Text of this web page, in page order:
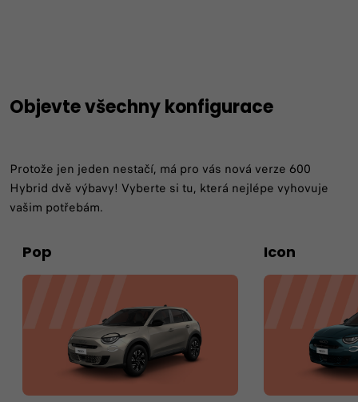
Objevte všechny konfigurace
Protože jen jeden nestačí, má pro vás nová verze 600
Hybrid dvě výbavy! Vyberte si tu, která nejlépe vyhovuje
vašim potřebám.
Pop Icon